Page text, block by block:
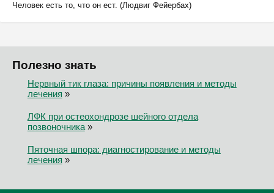
Человек есть то, что он ест. (Людвиг Фейербах)
Полезно знать
Нервный тик глаза: причины появления и методы
лечения »
ЛФК при остеохондрозе шейного отдела
позвоночника»
Пяточная шпора: диагностирование и методы
лечения »